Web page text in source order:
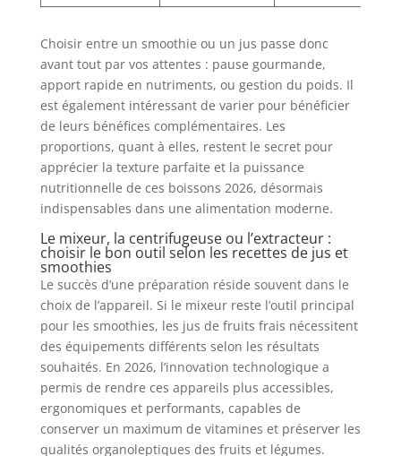
Choisir entre un smoothie ou un jus passe donc
avant tout par vos attentes : pause gourmande,
apport rapide en nutriments, ou gestion du poids. Il
est également intéressant de varier pour bénéficier
de leurs bénéfices complémentaires. Les
proportions, quant à elles, restent le secret pour
apprécier la texture parfaite et la puissance
nutritionnelle de ces boissons 2026, désormais
indispensables dans une alimentation moderne.
Le mixeur, la centrifugeuse ou l’extracteur :
choisir le bon outil selon les recettes de jus et
smoothies
Le succès d’une préparation réside souvent dans le
choix de l’appareil. Si le mixeur reste l’outil principal
pour les smoothies, les jus de fruits frais nécessitent
des équipements différents selon les résultats
souhaités. En 2026, l’innovation technologique a
permis de rendre ces appareils plus accessibles,
ergonomiques et performants, capables de
conserver un maximum de vitamines et préserver les
qualités organoleptiques des fruits et légumes.